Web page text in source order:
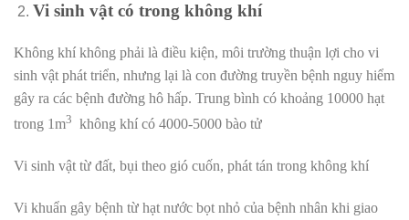
Vi sinh vật có trong không khí
Không khí không phải là điều kiện, môi trường thuận lợi cho vi
sinh vật phát triển, nhưng lại là con đường truyền bệnh nguy hiểm
gây ra các bệnh đường hô hấp. Trung bình có khoảng 10000 hạt
trong 1m3 không khí có 4000-5000 bào tử
Vi sinh vật từ đất, bụi theo gió cuốn, phát tán trong không khí
Vi khuẩn gây bệnh từ hạt nước bọt nhỏ của bệnh nhân khi giao